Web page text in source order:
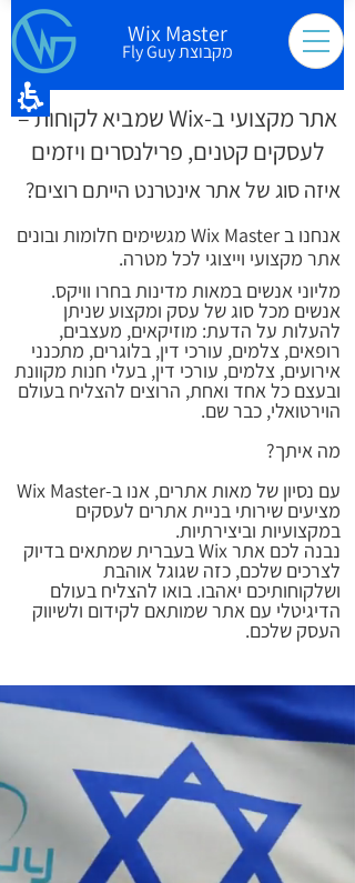
Wix Master
מקבוצת Fly Guy
אתר מקצועי ב-Wix שמביא לקוחות –
לעסקים קטנים, פרילנסרים ויזמים
איזה סוג של אתר אינטרנט הייתם רוצים?
אנחנו ב Wix Master מגשימים חלומות ובונים
אתר מקצועי וייצוגי לכל מטרה.
מליוני אנשים במאות מדינות בחרו וויקס.
אנשים מכל סוג של עסק ומקצוע שניתן
להעלות על הדעת: מוזיקאים, מעצבים,
רופאים, צלמים, עורכי דין, בלוגרים, מתכנני
אירועים, צלמים, עורכי דין, בעלי חנות מקוונת
ובעצם כל אחד ואחת, הרוצים להצליח בעולם
הוירטואלי, כבר שם.
מה איתך?
עם נסיון של מאות אתרים, אנו ב-Wix Master
מציעים שירותי בניית אתרים לעסקים
במקצועיות וביצירתיות.
נבנה לכם אתר Wix בעברית שמתאים בדיוק
לצרכים שלכם, כזה שגוגל אוהבת
ושלקוחותיכם יאהבו. בואו להצליח בעולם
הדיגיטלי עם אתר שמותאם לקידום ולשיווק
העסק שלכם.